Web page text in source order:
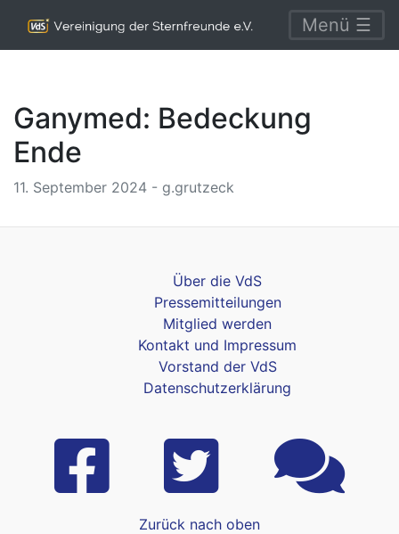
Menü ☰
Ganymed: Bedeckung
Ende
11. September 2024 - g.grutzeck
Über die VdS
Pressemitteilungen
Mitglied werden
Kontakt und Impressum
Vorstand der VdS
Datenschutzerklärung
Zurück nach oben